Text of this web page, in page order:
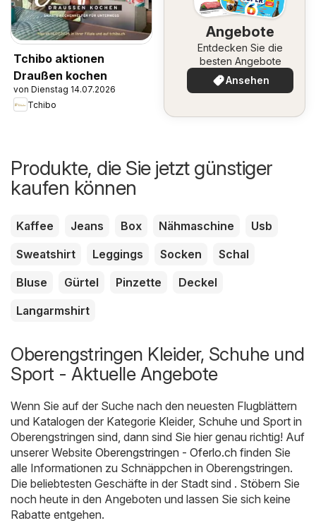
Tchibo aktionen
Draußen kochen
von Dienstag 14.07.2026
Tchibo
Angebote
Entdecken Sie die
besten Angebote
Ansehen
Produkte, die Sie jetzt günstiger
kaufen können
Kaffee Jeans Box Nähmaschine
Usb
Sweatshirt
Leggings Socken
Schal
Bluse
Gürtel Pinzette
Deckel
Langarmshirt
Oberengstringen Kleider, Schuhe und
Sport - Aktuelle Angebote
Wenn Sie auf der Suche nach den neuesten Flugblättern
und Katalogen der Kategorie Kleider, Schuhe und Sport in
Oberengstringen sind, dann sind Sie hier genau richtig! Auf
unserer Website Oberengstringen - Oferlo.ch finden Sie
alle Informationen zu Schnäppchen in Oberengstringen.
Die beliebtesten Geschäfte in der Stadt sind . Stöbern Sie
noch heute in den Angeboten und lassen Sie sich keine
Rabatte entgehen.